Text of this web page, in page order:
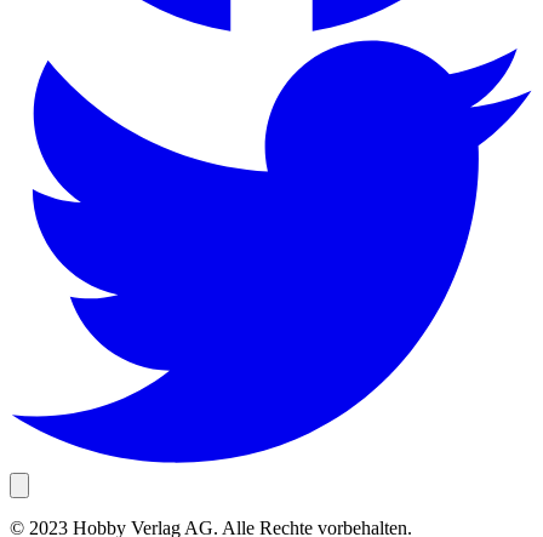
© 2023 Hobby Verlag AG. Alle Rechte vorbehalten.